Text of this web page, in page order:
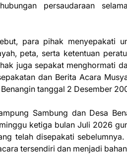
persaudaraan
para pihak menyepakati
peta, serta ketentuan
juga sepakat menghormati
dan Berita Acara
tanggal 2 Desember
Sambung dan Desa
ketiga bulan Juli 2026
telah disepakati
tersendiri dan menjadi